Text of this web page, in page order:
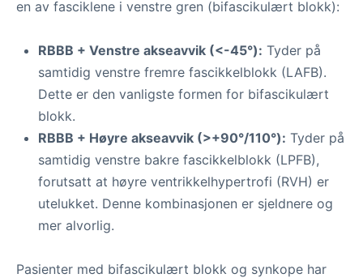
en av fasciklene i venstre gren (bifascikulært blokk):
RBBB + Venstre akseavvik (<-45°): Tyder på
samtidig venstre fremre fascikkelblokk (LAFB).
Dette er den vanligste formen for bifascikulært
blokk.
RBBB + Høyre akseavvik (>+90°/110°): Tyder på
samtidig venstre bakre fascikkelblokk (LPFB),
forutsatt at høyre ventrikkelhypertrofi (RVH) er
utelukket. Denne kombinasjonen er sjeldnere og
mer alvorlig.
Pasienter med bifascikulært blokk og synkope har